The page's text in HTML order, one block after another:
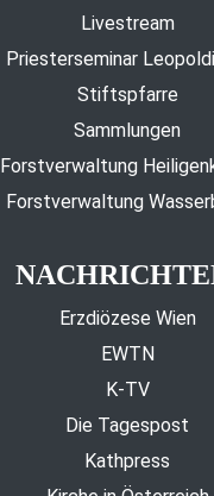
Livestream
Priesterseminar
Stiftspfarre
Sammlungen
Forstverwaltung
Forstverwaltung
Erzdiözese Wien
EWTN
K-TV
Die Tagespost
Kathpress